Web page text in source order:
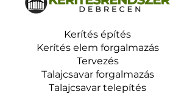
Kerítés építés
Kerítés elem forgalmazás
Tervezés
Talajcsavar forgalmazás
Talajcsavar telepítés